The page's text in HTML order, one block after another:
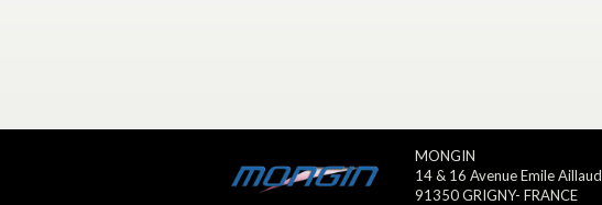
MONGIN
14 & 16 Avenue Emile Aillaud
91350 GRIGNY- FRANCE